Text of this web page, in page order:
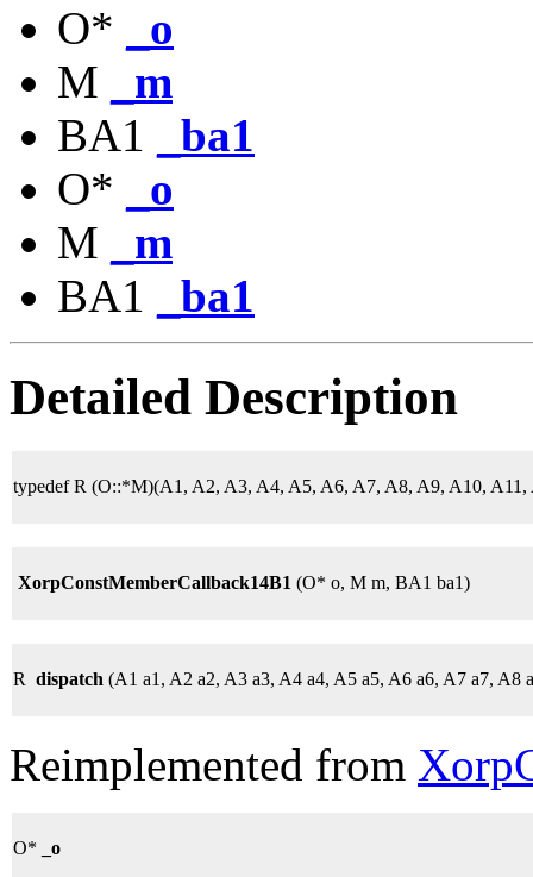
O*
_o
M
_m
BA1
_ba1
O*
_o
M
_m
BA1
_ba1
Detailed Description
typedef R (O::*M)(A1, A2, A3, A4, A5, A6, A7, A8, A9, A10,
XorpConstMemberCallback14B1 (O* o, M m, BA1 ba1)
R dispatch (A1 a1, A2 a2, A3 a3, A4 a4, A5 a5, A6 a6, A7 a7, A8
Reimplemented from
O* _o